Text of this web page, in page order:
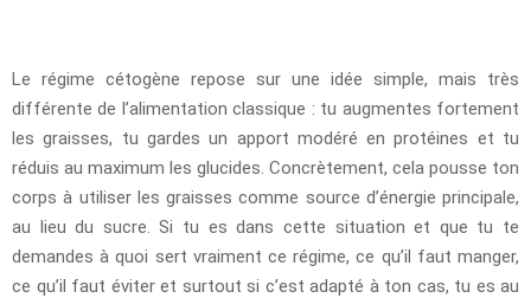
Le régime cétogène repose sur une idée simple, mais très
différente de l’alimentation classique : tu augmentes fortement
les graisses, tu gardes un apport modéré en protéines et tu
réduis au maximum les glucides. Concrètement, cela pousse ton
corps à utiliser les graisses comme source d’énergie principale,
au lieu du sucre. Si tu es dans cette situation et que tu te
demandes à quoi sert vraiment ce régime, ce qu’il faut manger,
ce qu’il faut éviter et surtout si c’est adapté à ton cas, tu es au